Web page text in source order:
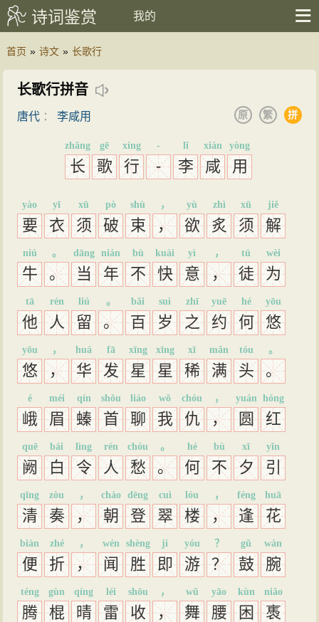
诗词鉴赏 我的
首页 » 诗文 » 长歌行
长歌行拼音
唐代 ：李咸用 拼
繁
原
长
zhǎng
歌
gē
行
xíng
-
-
李
lǐ
咸
xián
用
yòng
要
yào
衣
yī
须
xū
破
pò
束
shù
，
，
欲
yù
炙
zhì
须
xū
解
jiě
牛
niú
。
。
当
dāng
年
nián
不
bù
快
kuài
意
yì
，
，
徒
tú
为
wèi
他
tā
人
rén
留
liú
。
。
百
bǎi
岁
suì
之
zhī
约
yuē
何
hé
悠
yōu
悠
yōu
，
，
华
huá
发
fā
星
xīng
星
xīng
稀
xī
满
mǎn
头
tóu
。
。
峨
é
眉
méi
螓
qín
首
shǒu
聊
liáo
我
wǒ
仇
chóu
，
，
圆
yuán
红
hóng
阙
quē
白
bái
令
lìng
人
rén
愁
chóu
。
。
何
hé
不
bù
夕
xī
引
yǐn
清
qīng
奏
zòu
，
，
朝
cháo
登
dēng
翠
cuì
楼
lóu
，
，
逢
féng
花
huā
便
biàn
折
zhé
，
，
闻
wén
胜
shèng
即
jí
游
yóu
？
？
鼓
gǔ
腕
wàn
腾
téng
棍
gùn
晴
qíng
雷
léi
收
shōu
，
，
舞
wǔ
腰
yāo
困
kùn
褭
niǎo